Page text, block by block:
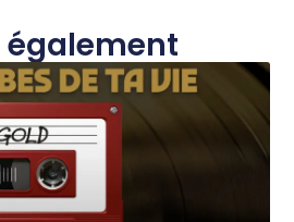
également